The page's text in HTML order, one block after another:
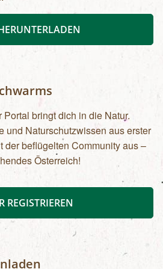
bringt dich in die Natur.
und Naturschutzwissen aus erster
der beflügelten Community aus –
Österreich!
REGISTRIEREN